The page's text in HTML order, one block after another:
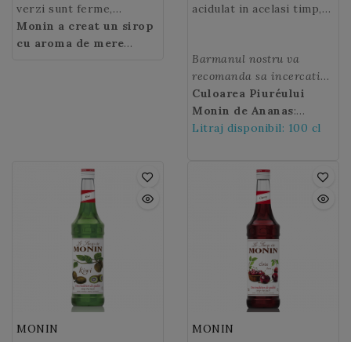
nume Granny Smith, care
a aparut in Australia in
1868. Legenda spune ca o
unei "seminte
norocoase".
verzi sunt ferme,
crocante si sunt extrem
de apreciate datorita
prospetime !
Monin a creat un sirop
cu aroma de mere
note de miere va
tuturor cocktail-
urilor.
acidulat in acelasi timp,
se preteaza la multe
retete dulci si sarate.
Barmanul nostru va
recomanda sa incercati
uncocktail Martini cu
Piuré de Ananas
MONIN!
Culoarea Piuréului
Monin de Ananas:
galben deschis.
Litraj disponibil: 100 cl
MONIN
MONIN